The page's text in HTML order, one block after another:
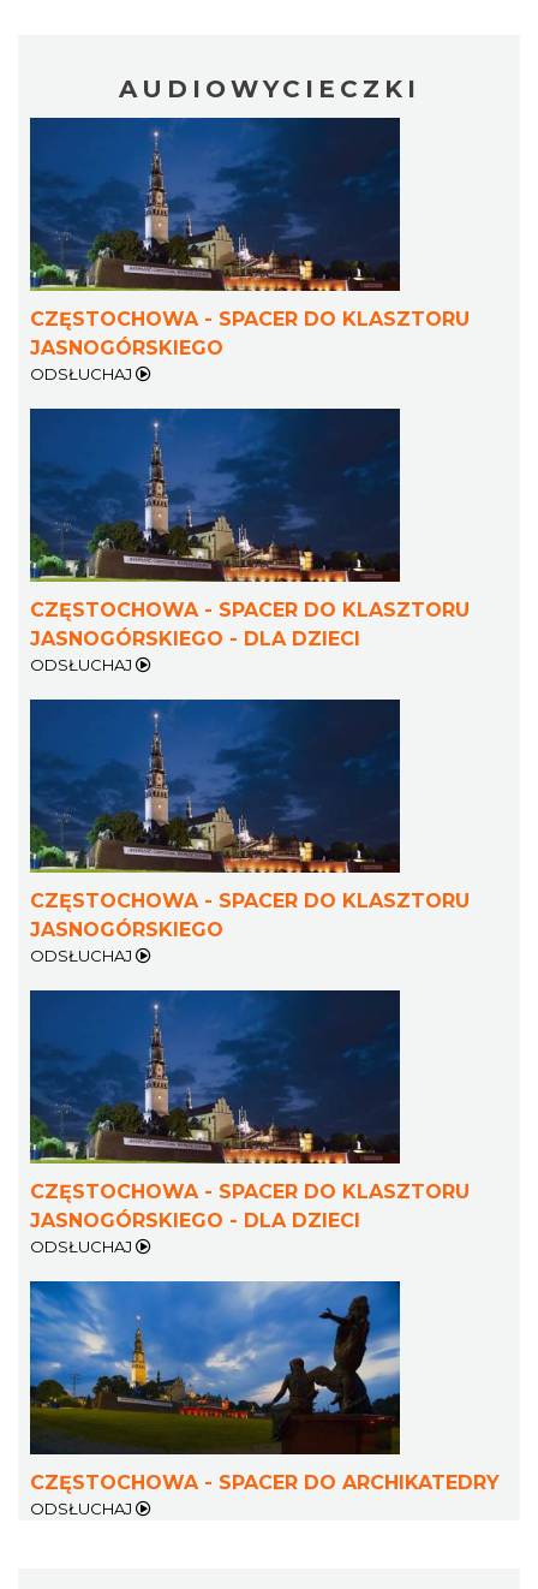
AUDIOWYCIECZKI
CZĘSTOCHOWA - SPACER DO KLASZTORU
JASNOGÓRSKIEGO
ODSŁUCHAJ
CZĘSTOCHOWA - SPACER DO KLASZTORU
JASNOGÓRSKIEGO - DLA DZIECI
ODSŁUCHAJ
CZĘSTOCHOWA - SPACER DO KLASZTORU
JASNOGÓRSKIEGO
ODSŁUCHAJ
CZĘSTOCHOWA - SPACER DO KLASZTORU
JASNOGÓRSKIEGO - DLA DZIECI
ODSŁUCHAJ
CZĘSTOCHOWA - SPACER DO ARCHIKATEDRY
ODSŁUCHAJ